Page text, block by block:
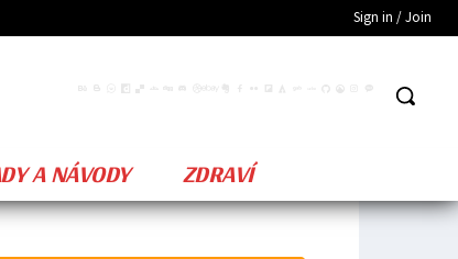
Sign in / Join
A NÁVODY ZDRAVÍ